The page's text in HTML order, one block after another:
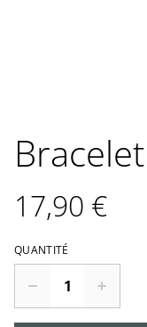
17,90 €
QUANTITÉ